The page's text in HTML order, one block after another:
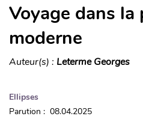
Voyage dans la
moderne
Auteur(s) : Leterme Georges
Ellipses
Parution : 08.04.2025